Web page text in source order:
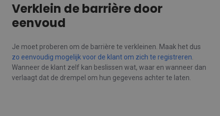
Verklein de barrière door
eenvoud
Je moet proberen om de barrière te verkleinen. Maak het dus
zo eenvoudig mogelijk voor de klant om zich te registreren
Wanneer de klant zelf kan beslissen wat, waar en wanneer dan
verlaagt dat de drempel om hun gegevens achter te laten.